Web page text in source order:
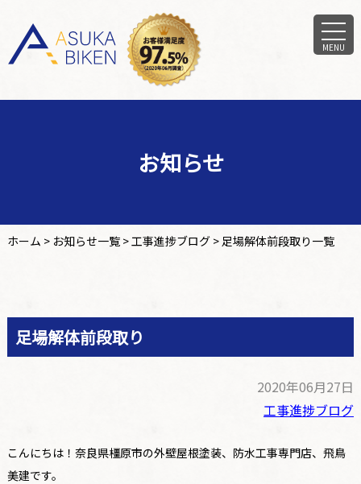
MENU
お知らせ
ホーム > お知らせ一覧> 工事進捗ブログ> 足場解体前段取り一覧
足場解体前段取り
2020年06月27日
工事進捗ブログ
こんにちは！奈良県橿原市の外壁屋根塗装、防水工事専門店、飛鳥
美建です。